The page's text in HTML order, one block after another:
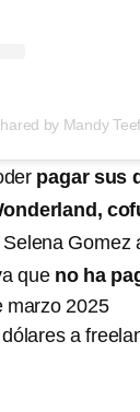
by Mandy
pagar sus
que no ha
marzo 2025
a